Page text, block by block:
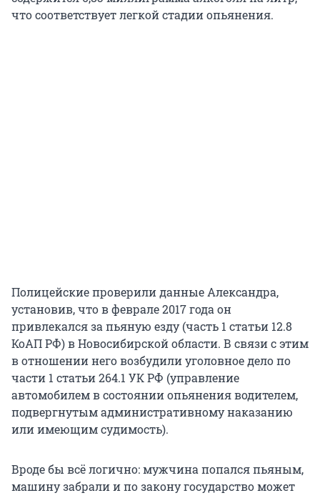
что соответствует легкой стадии опьянения.
Полицейские проверили данные Александра,
установив, что в феврале 2017 года он
привлекался за пьяную езду (часть 1 статьи 12.8
КоАП РФ) в Новосибирской области. В связи с этим
в отношении него возбудили уголовное дело по
части 1 статьи 264.1 УК РФ (управление
автомобилем в состоянии опьянения водителем,
подвергнутым административному наказанию
или имеющим судимость).
Вроде бы всё логично: мужчина попался пьяным,
машину забрали и по закону государство может